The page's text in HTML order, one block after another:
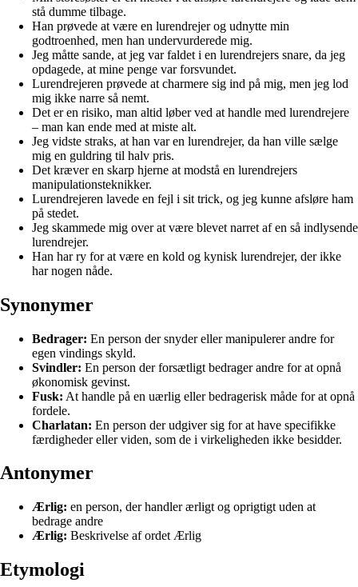
stå dumme tilbage.
Han prøvede at være en lurendrejer og udnytte min
godtroenhed, men han undervurderede mig.
Jeg måtte sande, at jeg var faldet i en lurendrejers snare, da jeg
opdagede, at mine penge var forsvundet.
Lurendrejeren prøvede at charmere sig ind på mig, men jeg lod
mig ikke narre så nemt.
Det er en risiko, man altid løber ved at handle med lurendrejere
– man kan ende med at miste alt.
Jeg vidste straks, at han var en lurendrejer, da han ville sælge
mig en guldring til halv pris.
Det kræver en skarp hjerne at modstå en lurendrejers
manipulationsteknikker.
Lurendrejeren lavede en fejl i sit trick, og jeg kunne afsløre ham
på stedet.
Jeg skammede mig over at være blevet narret af en så indlysende
lurendrejer.
Han har ry for at være en kold og kynisk lurendrejer, der ikke
har nogen nåde.
Synonymer
Bedrager: En person der snyder eller manipulerer andre for
egen vindings skyld.
Svindler: En person der forsætligt bedrager andre for at opnå
økonomisk gevinst.
Fusk: At handle på en uærlig eller bedragerisk måde for at opnå
fordele.
Charlatan: En person der udgiver sig for at have specifikke
færdigheder eller viden, som de i virkeligheden ikke besidder.
Antonymer
Ærlig: en person, der handler ærligt og oprigtigt uden at
bedrage andre
Ærlig: Beskrivelse af ordet Ærlig
Etymologi